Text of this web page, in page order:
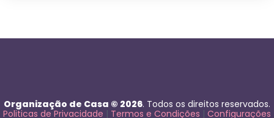
Organização de Casa © 2026. Todos os direitos reservados.
Politicas de Privacidade | Termos e Condições | Configurações